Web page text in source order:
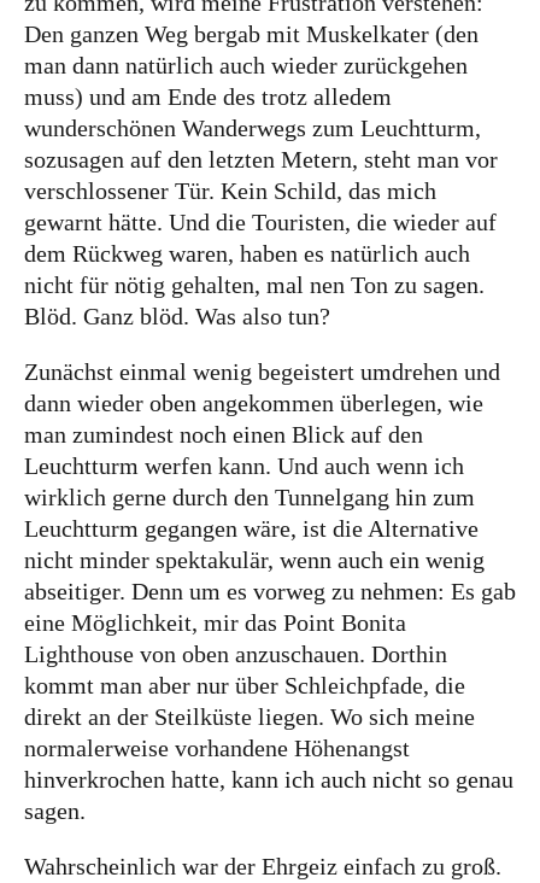
InstagramFlipboardPinterest
MOIN, MOIN!
Ich bin Anna, in Norddeutschland aufgewachsen
und leidenschaftliche Bloggerin, und schreibe auf
diesem meinem Blog über das Wandern, das
Reisen und Food. Wenn du dich für diese Themen
interessierst, dann bist du hier genau richtig.
Herzlich willkommen!
Impressum Datenschutz
Den ganzen Weg bergab mit Muskelkater (den
man dann natürlich auch wieder zurückgehen
muss) und am Ende des trotz alledem
wunderschönen Wanderwegs zum Leuchtturm,
sozusagen auf den letzten Metern, steht man vor
verschlossener Tür. Kein Schild, das mich
gewarnt hätte. Und die Touristen, die wieder auf
dem Rückweg waren, haben es natürlich auch
nicht für nötig gehalten, mal nen Ton zu sagen.
Blöd. Ganz blöd. Was also tun?
Zunächst einmal wenig begeistert umdrehen und
dann wieder oben angekommen überlegen, wie
man zumindest noch einen Blick auf den
Leuchtturm werfen kann. Und auch wenn ich
wirklich gerne durch den Tunnelgang hin zum
Leuchtturm gegangen wäre, ist die Alternative
nicht minder spektakulär, wenn auch ein wenig
abseitiger. Denn um es vorweg zu nehmen: Es gab
eine Möglichkeit, mir das Point Bonita
Lighthouse von oben anzuschauen. Dorthin
kommt man aber nur über Schleichpfade, die
direkt an der Steilküste liegen. Wo sich meine
normalerweise vorhandene Höhenangst
hinverkrochen hatte, kann ich auch nicht so genau
sagen.
Wahrscheinlich war der Ehrgeiz einfach zu groß.